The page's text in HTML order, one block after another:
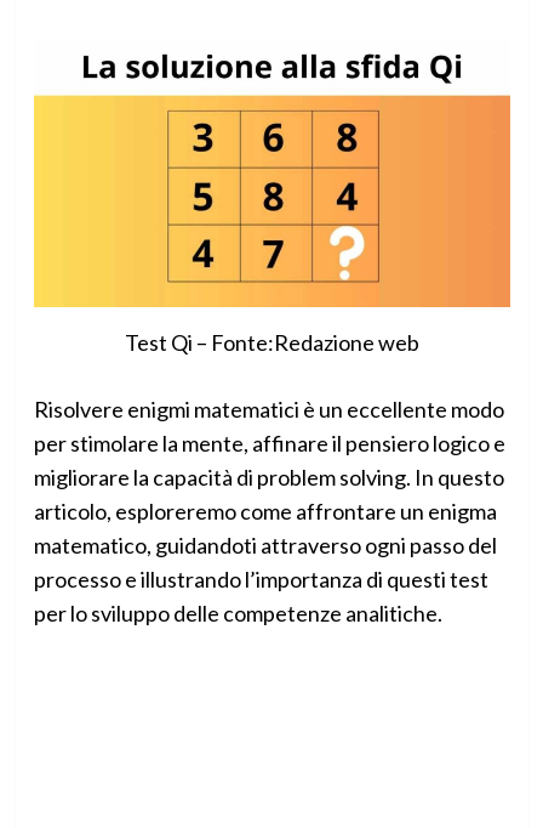
Test Qi – Fonte:Redazione web
Risolvere enigmi matematici è un eccellente modo
per stimolare la mente, affinare il pensiero logico e
migliorare la capacità di problem solving. In questo
articolo, esploreremo come affrontare un enigma
matematico, guidandoti attraverso ogni passo del
processo e illustrando l’importanza di questi test
per lo sviluppo delle competenze analitiche.